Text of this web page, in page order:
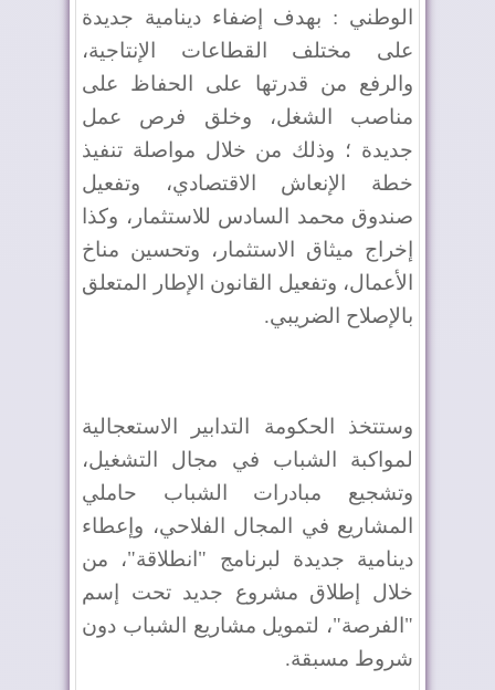
الوطني : بهدف إضفاء دينامية جديدة
على مختلف القطاعات الإنتاجية،
والرفع من قدرتها على الحفاظ على
مناصب الشغل، وخلق فرص عمل
جديدة ؛ وذلك من خلال مواصلة تنفيذ
خطة الإنعاش الاقتصادي، وتفعيل
صندوق محمد السادس للاستثمار، وكذا
إخراج ميثاق الاستثمار، وتحسين مناخ
الأعمال، وتفعيل القانون الإطار المتعلق
بالإصلاح الضريبي.
وستتخذ الحكومة التدابير الاستعجالية
لمواكبة الشباب في مجال التشغيل،
وتشجيع مبادرات الشباب حاملي
المشاريع في المجال الفلاحي، وإعطاء
دينامية جديدة لبرنامج "انطلاقة"، من
خلال إطلاق مشروع جديد تحت إسم
"الفرصة"، لتمويل مشاريع الشباب دون
شروط مسبقة.